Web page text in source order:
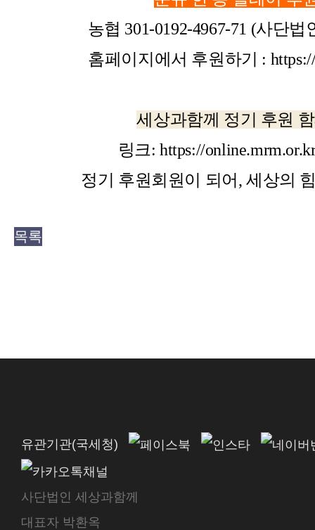
농협 301-0192-4967-71 (사단법
홈페이지에서 후원하기 :
세상과함께 정기 후원
링크:https://
정기 후원회원이 되어 , 세상의
목록
유관기관(국세청)
사단법인 세상과함께
대표자 박환옥